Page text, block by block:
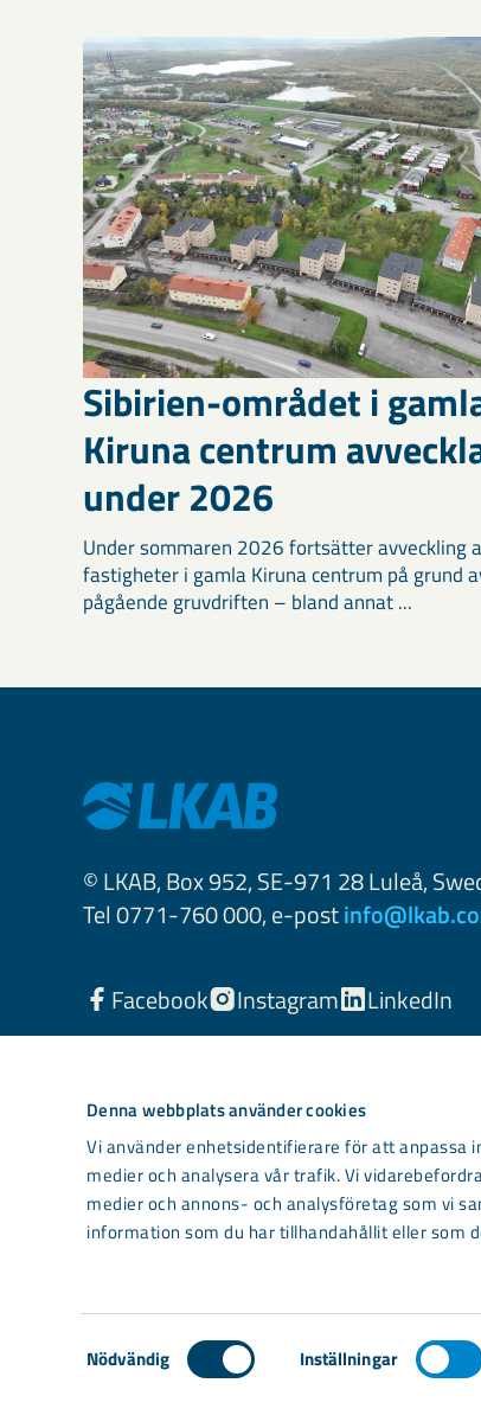
Denna webbplats använder cookies
Vi använder enhetsidentifierare för att anpassa
medier och analysera vår trafik. Vi
medier och annons- och analysföretag som vi
information som du har tillhandahållit eller som
Samtyckesval
Nödvändig Inställningar
Sibirien-området i
Kiruna centrum
under 2026
Under sommaren 2026 fortsätter avveckling
fastigheter i gamla Kiruna centrum på grund
pågående gruvdriften – bland annat ...
© LKAB, Box 952, SE-971 28 Luleå,
Tel 0771-760 000, e-post
Facebook Instagram LinkedIn
Light mode